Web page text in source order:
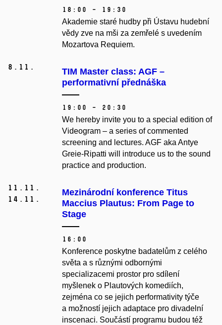
18:00 – 19:30
Akademie staré hudby při Ústavu hudební
vědy zve na mši za zemřelé s uvedením
Mozartova Requiem.
8. 11.
TIM Master class: AGF –
performativní přednáška
19:00 – 20:30
We hereby invite you to a special edition of
Videogram – a series of commented
screening and lectures. AGF aka Antye
Greie-Ripatti will introduce us to the sound
practice and production.
11. 11.
14. 11.
Mezinárodní konference Titus
Maccius Plautus: From Page to
Stage
16:00
Konference poskytne badatelům z celého
světa a s různými odbornými
specializacemi prostor pro sdílení
myšlenek o Plautových komediích,
zejména co se jejich performativity týče
a možností jejich adaptace pro divadelní
inscenaci. Součástí programu budou též